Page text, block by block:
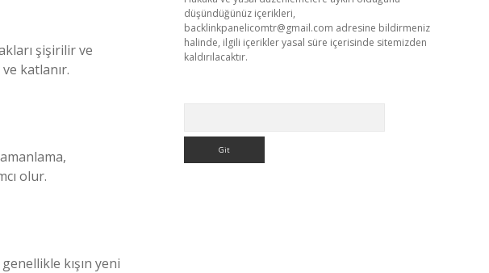
şişirilir ve
katlanır.
olur.
kışın yeni
düşündüğünüz içerikleri,
backlinkpanelicomtr@gmail.com adresine bildirmeniz
halinde, ilgili içerikler yasal süre içerisinde sitemizden
kaldırılacaktır.